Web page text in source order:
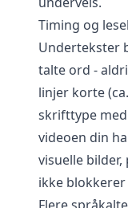
Timing og
Undertekster
talte ord -
linjer korte
skrifttype
videoen din
visuelle
ikke